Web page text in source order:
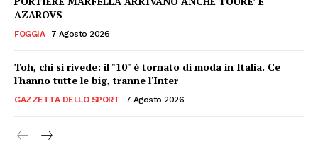
AZAROVS
FOGGIA 7 Agosto 2026
Toh, chi si rivede: il "10" è tornato di moda in Italia. Ce
l'hanno tutte le big, tranne l'Inter
GAZZETTA DELLO SPORT 7 Agosto 2026